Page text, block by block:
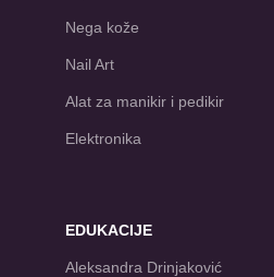
Nega kože
Nail Art
Alat za manikir i pedikir
Elektronika
EDUKACIJE
Aleksandra Drinjaković